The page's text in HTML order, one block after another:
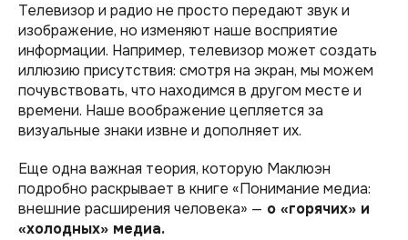
Телевизор и радио не просто передают звук и
изображение, но изменяют наше восприятие
информации. Например, телевизор может создать
иллюзию присутствия: смотря на экран, мы можем
почувствовать, что находимся в другом месте и
времени. Наше воображение цепляется за
визуальные знаки извне и дополняет их.
Еще одна важная теория, которую Маклюэн
подробно раскрывает в книге «Понимание медиа:
внешние расширения человека» — о «горячих» и
«холодных» медиа.